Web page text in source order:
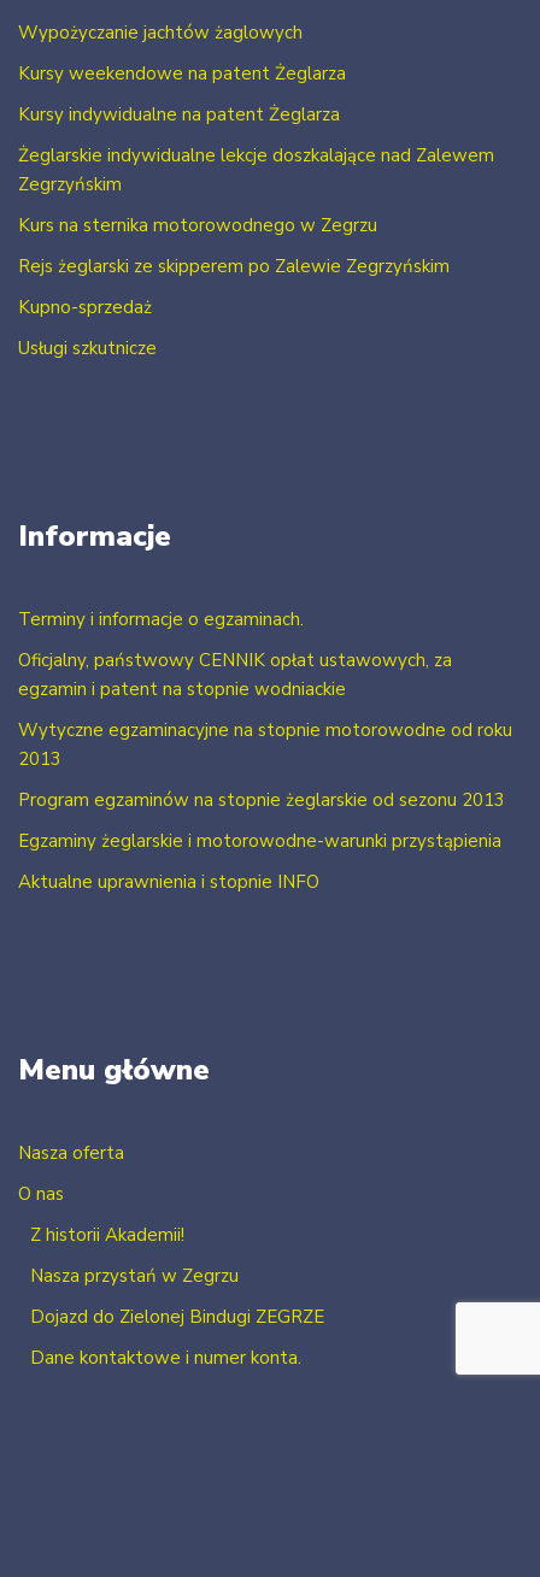
Wypożyczanie jachtów żaglowych
Kursy weekendowe na patent Żeglarza
Kursy indywidualne na patent Żeglarza
Żeglarskie indywidualne lekcje doszkalające nad Zalewem
Zegrzyńskim
Kurs na sternika motorowodnego w Zegrzu
Rejs żeglarski ze skipperem po Zalewie Zegrzyńskim
Kupno-sprzedaż
Usługi szkutnicze
Informacje
Terminy i informacje o egzaminach.
Oficjalny, państwowy CENNIK opłat ustawowych, za
egzamin i patent na stopnie wodniackie
Wytyczne egzaminacyjne na stopnie motorowodne od roku
2013
Program egzaminów na stopnie żeglarskie od sezonu 2013
Egzaminy żeglarskie i motorowodne-warunki przystąpienia
Aktualne uprawnienia i stopnie INFO
Menu główne
Nasza oferta
O nas
Z historii Akademii!
Nasza przystań w Zegrzu
Dojazd do Zielonej Bindugi ZEGRZE
Dane kontaktowe i numer konta.